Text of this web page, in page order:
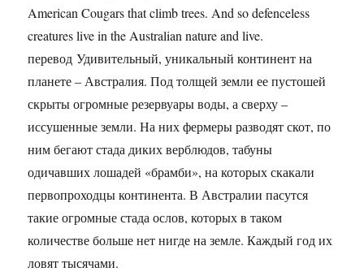
American Cougars that climb trees. And so defenceless
creatures live in the Australian nature and live.
перевод Удивительный, уникальный континент на
планете – Австралия. Под толщей земли ее пустошей
скрыты огромные резервуары воды, а сверху –
иссушенные земли. На них фермеры разводят скот, по
ним бегают стада диких верблюдов, табуны
одичавших лошадей «брамби», на которых скакали
первопроходцы континента. В Австралии пасутся
такие огромные стада ослов, которых в таком
количестве больше нет нигде на земле. Каждый год их
ловят тысячами.